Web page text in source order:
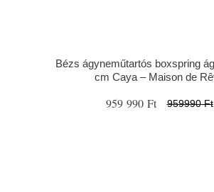
Bézs ágyneműtartós boxspring
cm Caya – Maison de
959 990 Ft 959990 Ft